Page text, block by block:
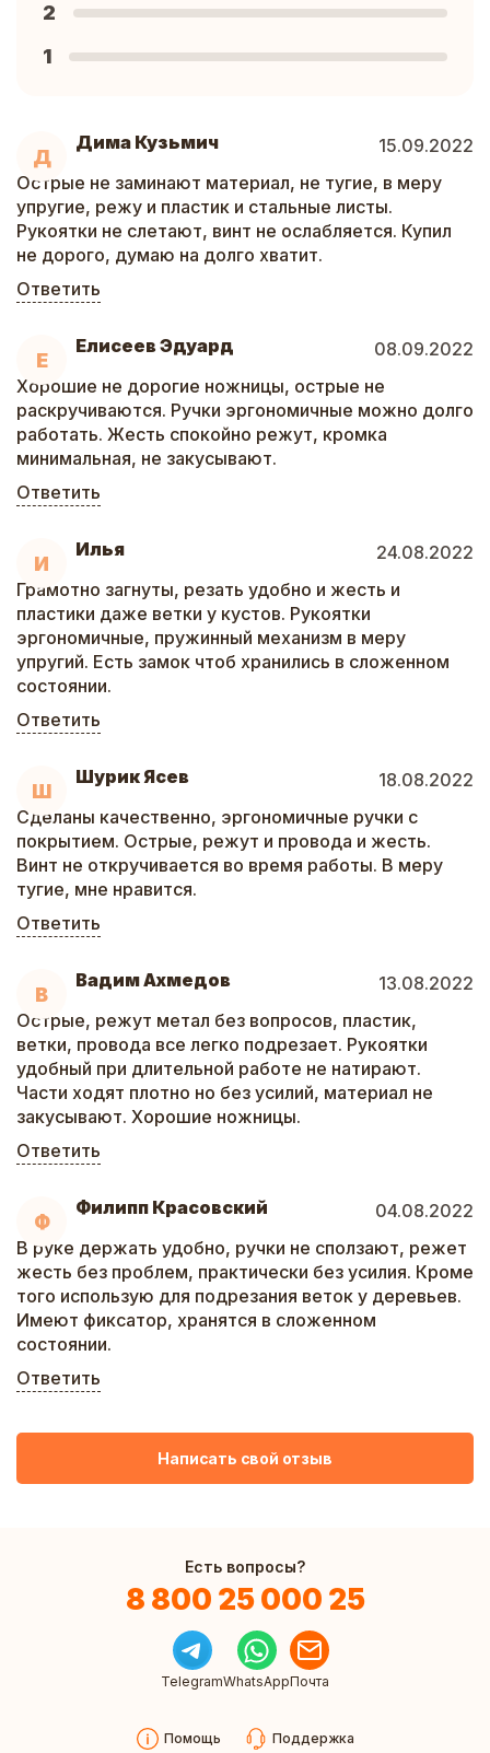
Д
Дима Кузьмич
15.09.2022
Острые не заминают материал, не тугие, в меру
упругие, режу и пластик и стальные листы.
Рукоятки не слетают, винт не ослабляется. Купил
не дорого, думаю на долго хватит.
Ответить
Е
Елисеев Эдуард
08.09.2022
Хорошие не дорогие ножницы, острые не
раскручиваются. Ручки эргономичные можно долго
работать. Жесть спокойно режут, кромка
минимальная, не закусывают.
Ответить
И
Илья
24.08.2022
Грамотно загнуты, резать удобно и жесть и
пластики даже ветки у кустов. Рукоятки
эргономичные, пружинный механизм в меру
упругий. Есть замок чтоб хранились в сложенном
состоянии.
Ответить
Ш
Шурик Ясев
18.08.2022
Сделаны качественно, эргономичные ручки с
покрытием. Острые, режут и провода и жесть.
Винт не откручивается во время работы. В меру
тугие, мне нравится.
Ответить
В
Вадим Ахмедов
13.08.2022
Острые, режут метал без вопросов, пластик,
ветки, провода все легко подрезает. Рукоятки
удобный при длительной работе не натирают.
Части ходят плотно но без усилий, материал не
закусывают. Хорошие ножницы.
Ответить
Ф
Филипп Красовский
04.08.2022
В руке держать удобно, ручки не сползают, режет
жесть без проблем, практически без усилия. Кроме
того использую для подрезания веток у деревьев.
Имеют фиксатор, хранятся в сложенном
состоянии.
Ответить
2
1
Написать свой отзыв
Есть вопросы?
8 800 25 000 25
TelegramWhatsAppПочта
Помощь Поддержка